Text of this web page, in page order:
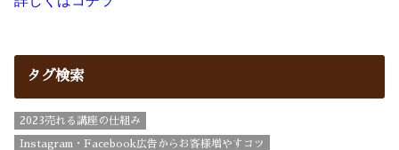
タグ検索
2023売れる講座の仕組み
Instagram・Facebook広告からお客様増やすコツ